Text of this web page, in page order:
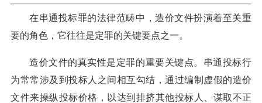
在串通投标罪的法律范畴中，造价文件扮演着至关重
要的角色，它往往是定罪的关键要点之一。
造价文件的真实性是定罪的重要关键点。串通投标行
为常常涉及到投标人之间相互勾结，通过编制虚假的造价
文件来操纵投标价格，以达到排挤其他投标人、谋取不正